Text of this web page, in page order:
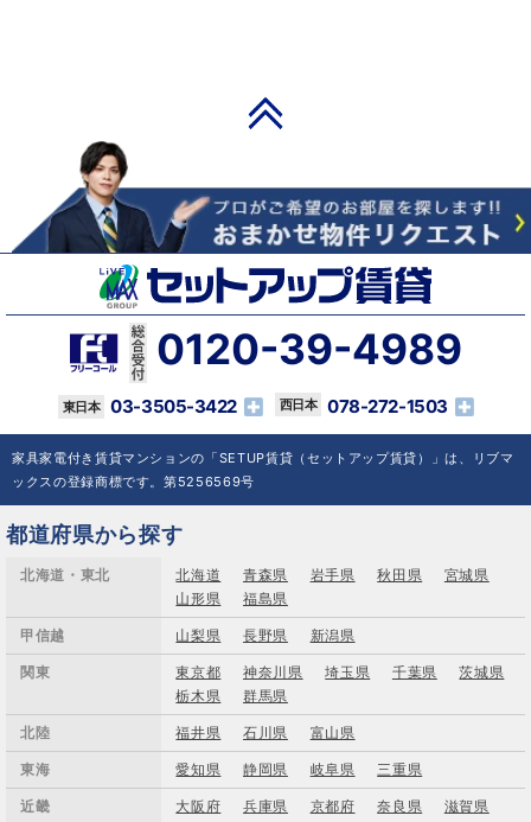
0120-39-4989
03-3505-3422 078-272-1503
家具家電付き賃貸マンションの「SETUP賃貸（セットアップ賃貸）」は、リブマ
ックスの登録商標です。第5256569号
都道府県から探す
北海道・東北 北海道 青森県 岩手県 秋田県
宮城県
山形県
福島県
甲信越 山梨県 長野県 新潟県
関東 東京都 神奈川県 埼玉県 千葉県
茨城県
栃木県
群馬県
北陸 福井県 石川県 富山県
東海 愛知県 静岡県 岐阜県 三重県
近畿 大阪府 兵庫県 京都府 奈良県
滋賀県